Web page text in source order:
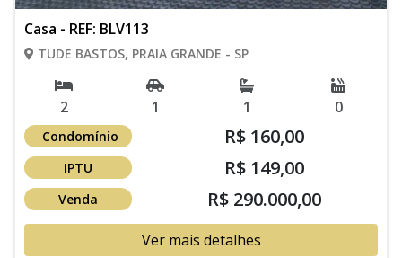
Casa - REF: BLV113
TUDE BASTOS, PRAIA GRANDE - SP
2 1 1 0
Condomínio R$ 160,00
IPTU R$ 149,00
Venda R$ 290.000,00
Ver mais detalhes